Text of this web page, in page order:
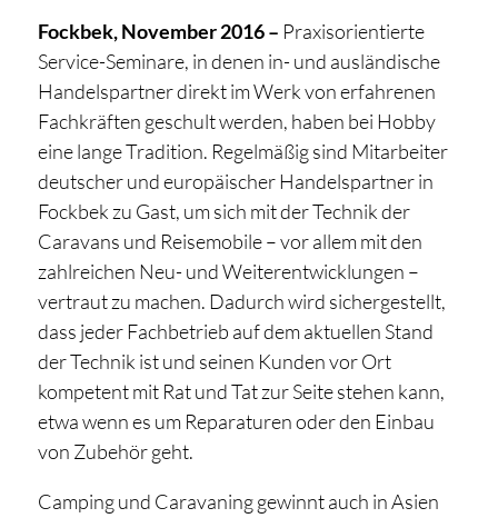
Fockbek, November 2016 – Praxisorientierte
Service-Seminare, in denen in- und ausländische
Handelspartner direkt im Werk von erfahrenen
Fachkräften geschult werden, haben bei Hobby
eine lange Tradition. Regelmäßig sind Mitarbeiter
deutscher und europäischer Handelspartner in
Fockbek zu Gast, um sich mit der Technik der
Caravans und Reisemobile – vor allem mit den
zahlreichen Neu- und Weiterentwicklungen –
vertraut zu machen. Dadurch wird sichergestellt,
dass jeder Fachbetrieb auf dem aktuellen Stand
der Technik ist und seinen Kunden vor Ort
kompetent mit Rat und Tat zur Seite stehen kann,
etwa wenn es um Reparaturen oder den Einbau
von Zubehör geht.
Camping und Caravaning gewinnt auch in Asien